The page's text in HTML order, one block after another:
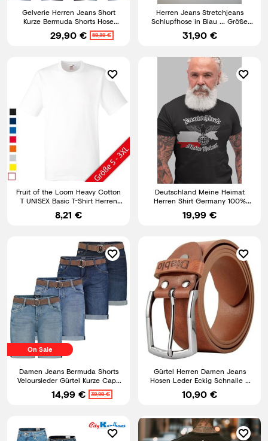
Gelverie Herren Jeans Short
Kurze Bermuda Shorts Hose
Denim Stonewashed M58
29,90 € 59,89 €
Herren Jeans Stretchjeans
Schlupfhose in Blau ... Größe
M,L,XL,XXL,3XL,4XL,5XL
31,90 €
Fruit of the Loom Heavy Cotton
T UNISEX Basic T-Shirt Herren
Damen Shirt NEU
8,21 €
Deutschland Meine Heimat
Herren Shirt Germany 100%
Baumwolle bis 5XL
19,99 €
On Sale
Damen Jeans Bermuda Shorts
Veloursleder Gürtel Kurze Capri
Hose Stretch Denim
14,99 € 39,99 €
Gürtel Herren Damen Jeans
Hosen Leder Eckig Schnalle 4
cm Breit Schwarz Braun
10,90 €